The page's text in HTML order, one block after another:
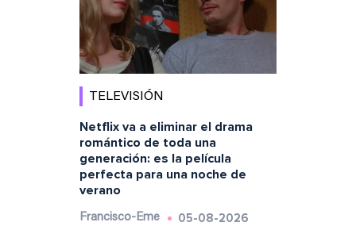
TELEVISIÓN
Netflix va a eliminar el drama
romántico de toda una
generación: es la película
perfecta para una noche de
verano
Francisco-Eme 05-08-2026